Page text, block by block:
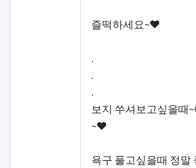
즐떡하세요~♥
.
.
.
보지 쑤셔보고싶을때
~♥
욕구 풀고싶을때 정말